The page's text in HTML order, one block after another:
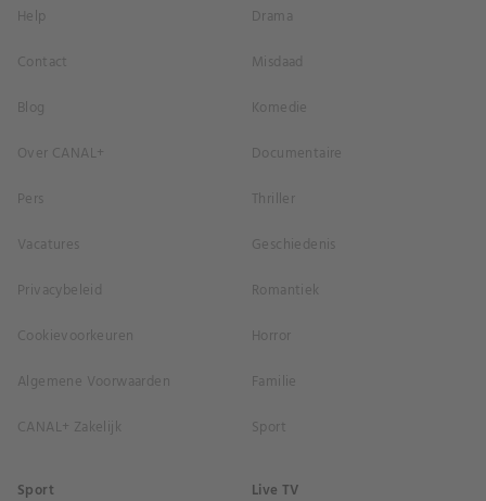
Help
Contact
Blog
Over CANAL+
Pers
Vacatures
Privacybeleid
Cookievoorkeuren
Algemene Voorwaarden
CANAL+ Zakelijk
Drama
Misdaad
Komedie
Documentaire
Thriller
Geschiedenis
Romantiek
Horror
Familie
Sport
Sport Live TV